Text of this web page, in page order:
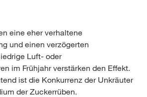
eine eher verhaltene
und einen verzögerten
Luft- oder
im Frühjahr verstärken den Effekt.
ist die Konkurrenz der Unkräuter
der Zuckerrüben.